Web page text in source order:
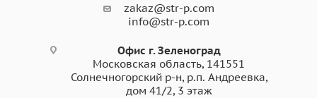
zakaz@str-p.com
info@str-p.com
Офис г. Зеленоград
Московская область, 141551
Солнечногорский р-н, р.п. Андреевка,
дом 41/2, 3 этаж